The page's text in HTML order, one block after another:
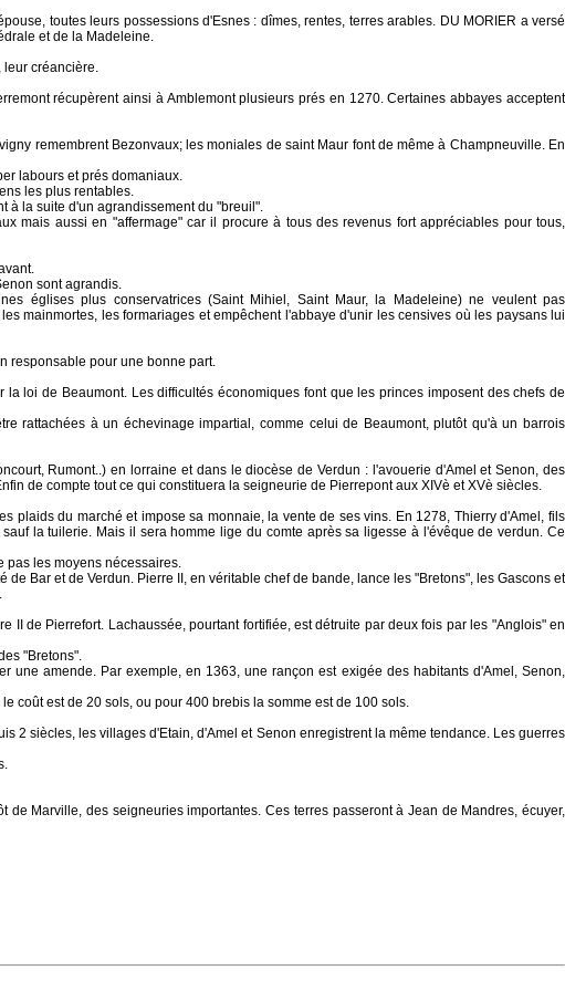
toutes leurs possessions d'Esnes : dîmes, rentes, terres arables. DU MORIER a versé
et de la Madeleine.
leur créancière.
récupèrent ainsi à Amblemont plusieurs prés en 1270. Certaines abbayes acceptent
remembrent Bezonvaux; les moniales de saint Maur font de même à Champneuville. En
labours et prés domaniaux.
les plus rentables.
à la suite d'un agrandissement du "breuil".
mais aussi en "affermage" car il procure à tous des revenus fort appréciables pour tous,
sont agrandis.
églises plus conservatrices (Saint Mihiel, Saint Maur, la Madeleine) ne veulent pas
mainmortes, les formariages et empêchent l'abbaye d'unir les censives où les paysans lui
responsable pour une bonne part.
loi de Beaumont. Les difficultés économiques font que les princes imposent des chefs de
rattachées à un échevinage impartial, comme celui de Beaumont, plutôt qu'à un barrois
Rumont..) en lorraine et dans le diocèse de Verdun : l'avouerie d'Amel et Senon, des
de compte tout ce qui constituera la seigneurie de Pierrepont aux XIVè et XVè siècles.
plaids du marché et impose sa monnaie, la vente de ses vins. En 1278, Thierry d'Amel, fils
la tuilerie. Mais il sera homme lige du comte après sa ligesse à l'évêque de verdun. Ce
pas les moyens nécessaires.
Bar et de Verdun. Pierre II, en véritable chef de bande, lance les "Bretons", les Gascons et
de Pierrefort. Lachaussée, pourtant fortifiée, est détruite par deux fois par les "Anglois" en
"Bretons".
une amende. Par exemple, en 1363, une rançon est exigée des habitants d'Amel, Senon,
coût est de 20 sols, ou pour 400 brebis la somme est de 100 sols.
2 siècles, les villages d'Etain, d'Amel et Senon enregistrent la même tendance. Les guerres
Marville, des seigneuries importantes. Ces terres passeront à Jean de Mandres, écuyer,